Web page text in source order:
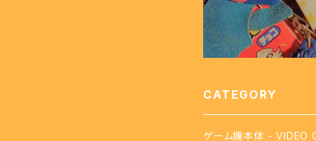
CATEGORY
ゲーム機本体 - VIDEO